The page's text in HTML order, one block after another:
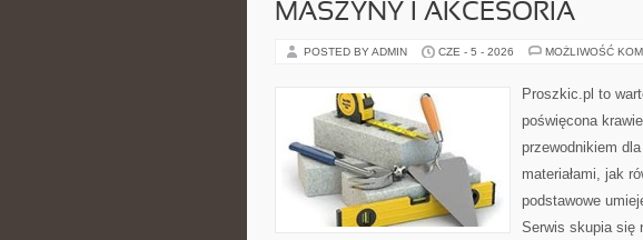
MASZYNY I AKCESORIA
POSTED BY ADMIN CZE - 5 - 2026 MOŻLIWOŚĆ
Proszkic.pl to
poświęcona
przewodnikiem
materiałami, jak
podstawowe
Serwis skupia się